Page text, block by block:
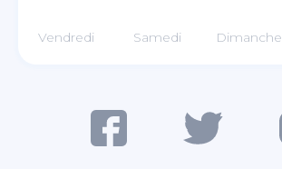
Vendredi Samedi Dimanche